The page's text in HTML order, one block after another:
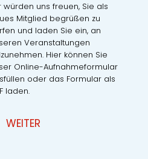
würden uns freuen, Sie als
Mitglied begrüßen zu
und laden Sie ein, an
Veranstaltungen
Hier können Sie
Online-Aufnahmeformular
oder das Formular als
laden.
WEITER